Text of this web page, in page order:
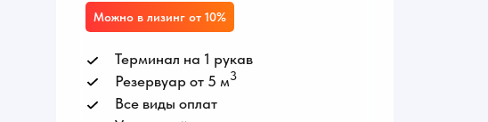
Терминал на 1 рукав
Резервуар от 5 м3
Все виды оплат
Можно в лизинг от 10%